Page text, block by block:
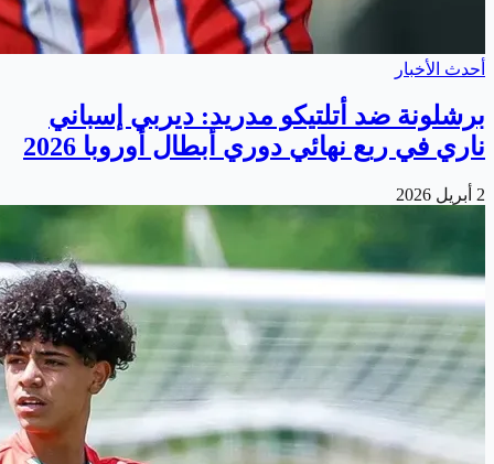
أحدث الأخبار
برشلونة ضد أتلتيكو مدريد: ديربي إسباني
ناري في ربع نهائي دوري أبطال أوروبا 2026
2 أبريل 2026